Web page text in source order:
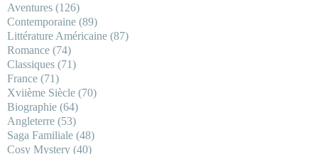
Aventures (126)
Contemporaine (89)
Littérature Américaine (87)
Romance (74)
Classiques (71)
France (71)
Xviième Siècle (70)
Biographie (64)
Angleterre (53)
Saga Familiale (48)
Cosy Mystery (40)